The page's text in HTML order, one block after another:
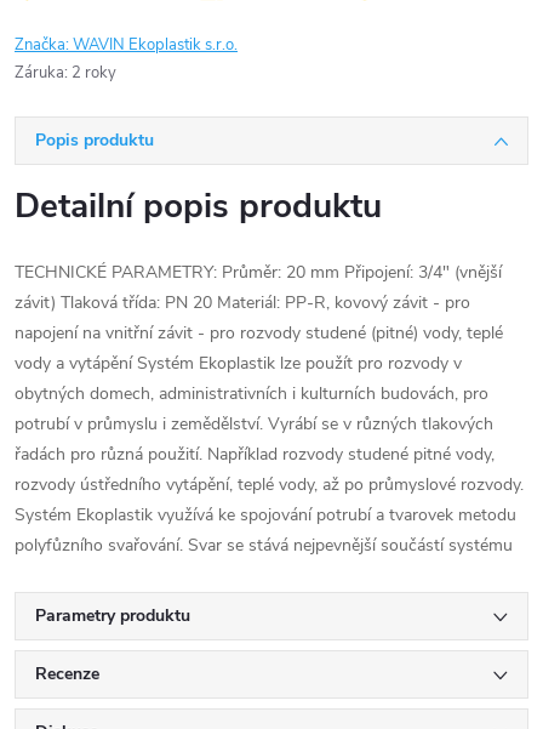
Značka:WAVIN Ekoplastik s.r.o.
Záruka: 2 roky
Popis produktu
Detailní popis produktu
TECHNICKÉ PARAMETRY: Průměr: 20 mm Připojení: 3/4" (vnější
závit) Tlaková třída: PN 20 Materiál: PP-R, kovový závit - pro
napojení na vnitřní závit - pro rozvody studené (pitné) vody, teplé
vody a vytápění Systém Ekoplastik lze použít pro rozvody v
obytných domech, administrativních i kulturních budovách, pro
potrubí v průmyslu i zemědělství. Vyrábí se v různých tlakových
řadách pro různá použití. Například rozvody studené pitné vody,
rozvody ústředního vytápění, teplé vody, až po průmyslové rozvody.
Systém Ekoplastik využívá ke spojování potrubí a tvarovek metodu
polyfůzního svařování. Svar se stává nejpevnější součástí systému
Parametry produktu
Recenze